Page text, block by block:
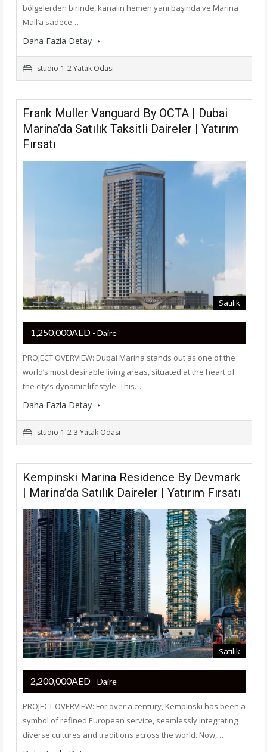
bölgelerden birinde, kanalın hemen yanı başında ve Marina
Mall’a sadece…
Daha Fazla Detay
studıo-1-2 Yatak Odası
Frank Muller Vanguard By OCTA | Dubai
Marina’da Satılık Taksitli Daireler | Yatırım
Fırsatı
Satılık
1,250,000AED - Daire
PROJECT OVERVIEW: Dubai Marina stands out as one of the
world’s most desirable living areas, situated at the heart of
the city’s dynamic lifestyle. This…
Daha Fazla Detay
studıo-1-2-3 Yatak Odası
Kempinski Marina Residence By Devmark
| Marina’da Satılık Daireler | Yatırım Fırsatı
Satılık
2,200,000AED - Daire
PROJECT OVERVIEW: For over a century, Kempinski has been a
symbol of refined European service, seamlessly integrating
diverse cultures and traditions across the world. Now,…